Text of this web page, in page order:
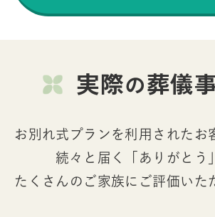
実際の葬儀
お別れ式プランを利用されたお
続々と届く「ありがとう
たくさんのご家族にご評価いた